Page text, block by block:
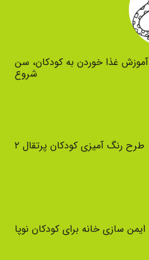
آموزش غذا خوردن به کودکان، سن
شروع
طرح رنگ آمیزی کودکان پرتقال ۲
ایمن سازی خانه برای کودکان نوپا